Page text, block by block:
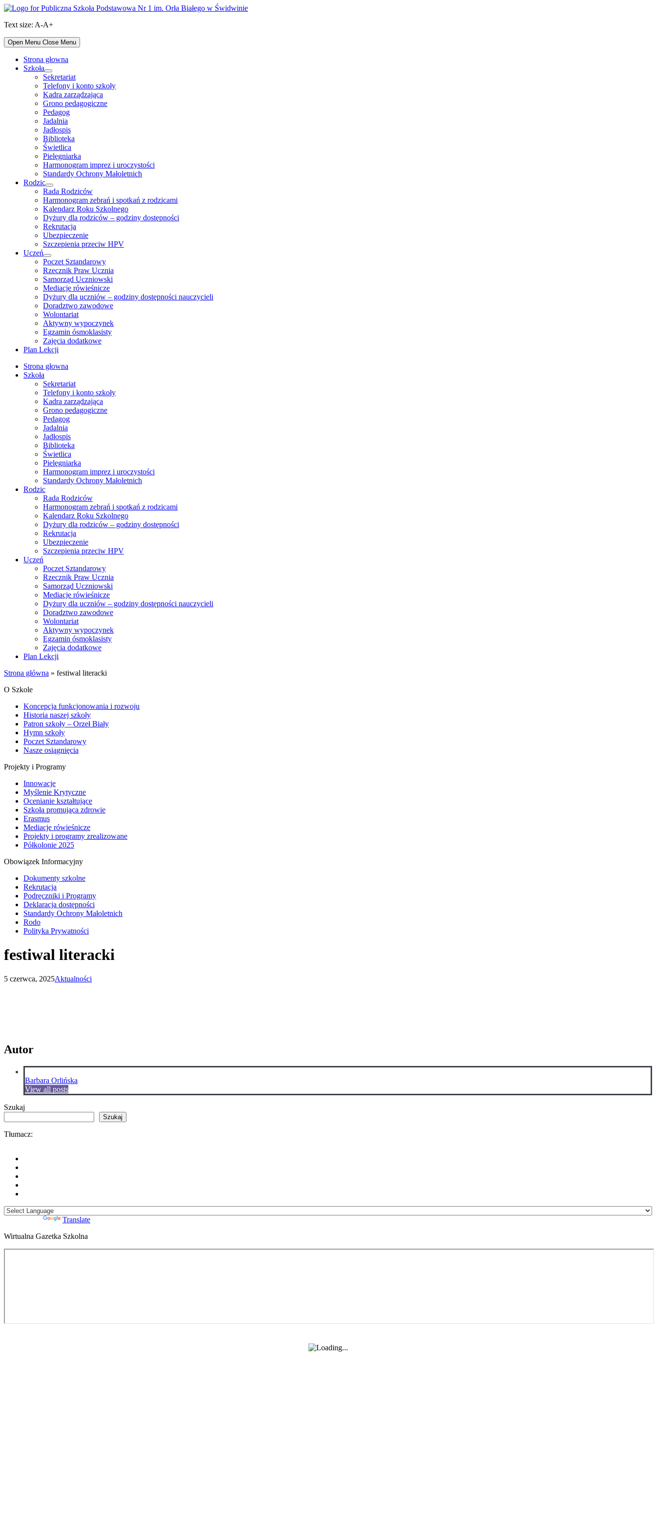
Skip
content
Text size: A-A+
Open Menu Close Menu
Strona głowna
Szkoła
Show
sub
menu
Sekretariat
Telefony i konto szkoły
Kadra zarządzająca
Grono pedagogiczne
Pedagog
Jadalnia
Jadłospis
Biblioteka
Świetlica
Pielęgniarka
Harmonogram imprez i uroczystości
Standardy Ochrony Małoletnich
Rodzic
Show
sub
menu
Rada Rodziców
Harmonogram zebrań i spotkań z rodzicami
Kalendarz Roku Szkolnego
Dyżury dla rodziców – godziny dostępności
Rekrutacja
Ubezpieczenie
Szczepienia przeciw HPV
Uczeń
Show
sub
menu
Poczet Sztandarowy
Rzecznik Praw Ucznia
Samorząd Uczniowski
Mediacje rówieśnicze
Dyżury dla uczniów – godziny dostępności nauczycieli
Doradztwo zawodowe
Wolontariat
Aktywny wypoczynek
Egzamin ósmoklasisty
Zajęcia dodatkowe
Plan Lekcji
Strona głowna
Szkoła
Sekretariat
Telefony i konto szkoły
Kadra zarządzająca
Grono pedagogiczne
Pedagog
Jadalnia
Jadłospis
Biblioteka
Świetlica
Pielęgniarka
Harmonogram imprez i uroczystości
Standardy Ochrony Małoletnich
Rodzic
Rada Rodziców
Harmonogram zebrań i spotkań z rodzicami
Kalendarz Roku Szkolnego
Dyżury dla rodziców – godziny dostępności
Rekrutacja
Ubezpieczenie
Szczepienia przeciw HPV
Uczeń
Poczet Sztandarowy
Rzecznik Praw Ucznia
Samorząd Uczniowski
Mediacje rówieśnicze
Dyżury dla uczniów – godziny dostępności nauczycieli
Doradztwo zawodowe
Wolontariat
Aktywny wypoczynek
Egzamin ósmoklasisty
Zajęcia dodatkowe
Plan Lekcji
Strona główna » festiwal literacki
O Szkole
Koncepcja funkcjonowania i rozwoju
Historia naszej szkoły
Patron szkoły – Orzeł Biały
Hymn szkoły
Poczet Sztandarowy
Nasze osiągnięcia
Projekty i Programy
Innowacje
Myślenie Krytyczne
Ocenianie kształtujące
Szkoła promująca zdrowie
Erasmus
Mediacje rówieśnicze
Projekty i programy zrealizowane
Półkolonie 2025
Obowiązek Informacyjny
Dokumenty szkolne
Rekrutacja
Podręczniki i Programy
Deklaracja dostępności
Standardy Ochrony Małoletnich
Rodo
Polityka Prywatności
festiwal literacki
5 czerwca, 2025Aktualności
Autor
Barbara Orlińska
View all posts
Szukaj
Szukaj
Tłumacz:
Translate
Wirtualna Gazetka Szkolna